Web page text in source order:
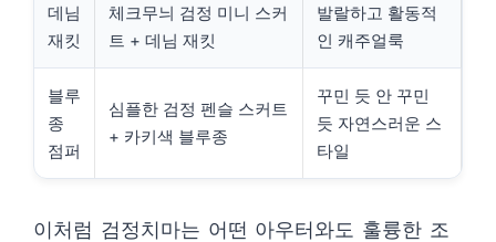
데님
재킷
체크무늬 검정 미니 스커
트 + 데님 재킷
발랄하고 활동적
인 캐주얼룩
블루
종
점퍼
심플한 검정 펜슬 스커트
+ 카키색 블루종
꾸민 듯 안 꾸민
듯 자연스러운 스
타일
이처럼 검정치마는 어떤 아우터와도 훌륭한 조